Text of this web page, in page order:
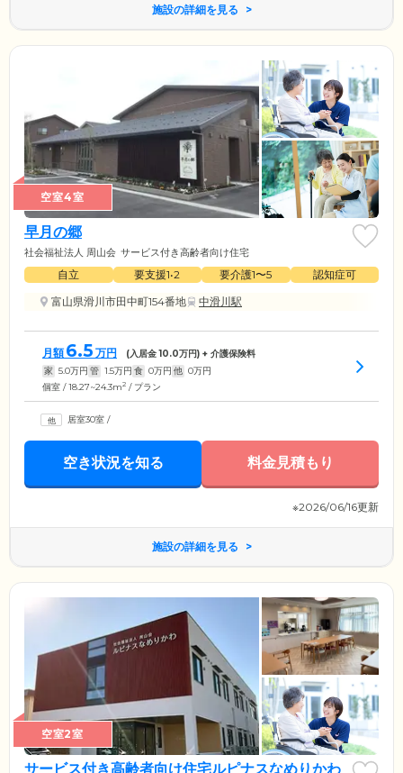
施設の詳細を見る
空室4室
早月の郷
社会福祉法人 周山会 サービス付き高齢者向け住宅
自立 要支援1•2 要介護1〜5
認知症可
富山県滑川市田中町154番地
中滑川駅
月額 6.5 万円 (入居金10.0万円) + 介護保険料
家 5.0万円 管 1.5万円 食 0万円 他 0万円
個室 / 18.27~24.3m2 / プラン
居室30室 /
空き状況を知る 料金見積もり
※2026/06/16更新
施設の詳細を見る
空室2室
サービス付き高齢者向け住宅ルピナスなめりかわ